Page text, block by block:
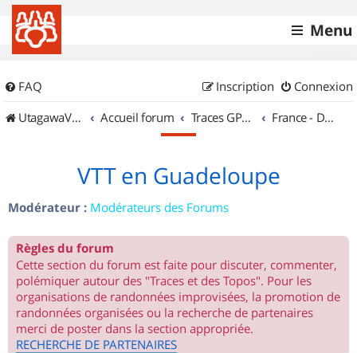
Menu
FAQ Connexion
Inscription
UtagawaVTT (Randos VTT et VTTAE avec traces GPS)
Accueil forum Traces GPS de randos VTT France - DOM-TOM
VTT en Guadeloupe
Modérateur : Modérateurs des Forums
Règles du forum
Cette section du forum est faite pour discuter, commenter,
polémiquer autour des "Traces et des Topos". Pour les
organisations de randonnées improvisées, la promotion de
randonnées organisées ou la recherche de partenaires
merci de poster dans la section appropriée.
RECHERCHE DE PARTENAIRES